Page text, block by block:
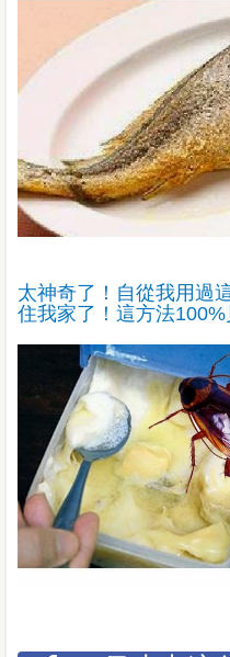
太神奇了！自從我用過
住我家了！這方法100%